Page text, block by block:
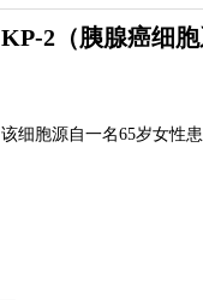
KP-2 （胰腺癌细
该细胞源自一名65岁女性